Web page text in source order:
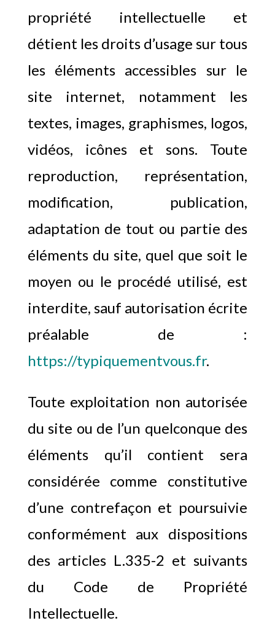
propriété intellectuelle et
détient les droits d’usage sur tous
les éléments accessibles sur le
site internet, notamment les
textes, images, graphismes, logos,
vidéos, icônes et sons. Toute
reproduction, représentation,
modification, publication,
adaptation de tout ou partie des
éléments du site, quel que soit le
moyen ou le procédé utilisé, est
interdite, sauf autorisation écrite
préalable de :
https://typiquementvous.fr.
Toute exploitation non autorisée
du site ou de l’un quelconque des
éléments qu’il contient sera
considérée comme constitutive
d’une contrefaçon et poursuivie
conformément aux dispositions
des articles L.335-2 et suivants
du Code de Propriété
Intellectuelle.